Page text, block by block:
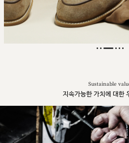
Sustainable
지속가능한 가치에 대한